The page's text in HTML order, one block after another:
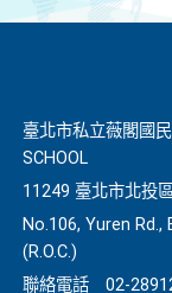
臺北市私立薇閣國
SCHOOL
11249 臺北市北投
No.106, Yuren
(R.O.C.)
聯絡電話
02-